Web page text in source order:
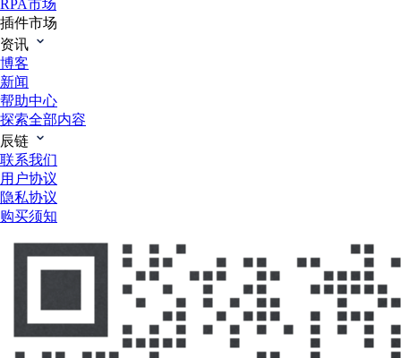
RPA市场
插件市场
资讯
博客
新闻
帮助中心
探索全部内容
辰链
联系我们
用户协议
隐私协议
购买须知